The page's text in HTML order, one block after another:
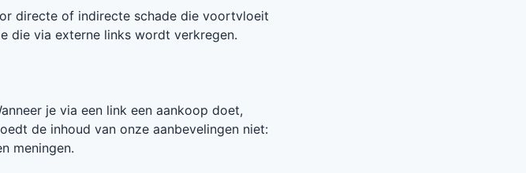
directe of indirecte schade die voortvloeit
die via externe links wordt verkregen.
je via een link een aankoop doet,
de inhoud van onze aanbevelingen niet:
meningen.